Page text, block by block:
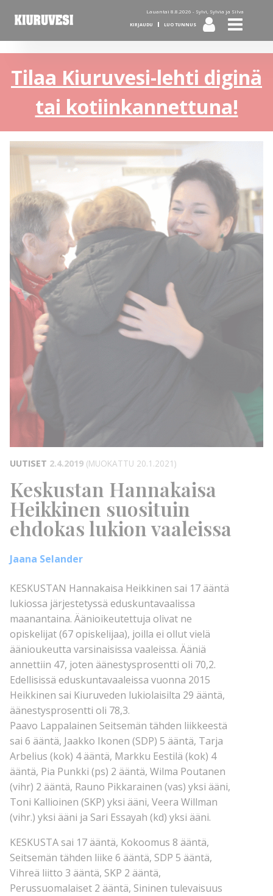
Lauantai 8.8.2026 - Sylvi, Sylvia ja Silva
KIRJAUDU LUO TUNNUS
Tilaa Kiuruvesi-lehti diginä
tai kotiinkannettuna!
UUTISET 2.4.2019 (MUOKATTU 20.1.2021)
Keskustan Hannakaisa
Heikkinen suosituin
ehdokas lukion vaaleissa
Jaana Selander
KESKUSTAN Hannakaisa Heikkinen sai 17 ääntä
lukiossa järjestetyssä eduskuntavaalissa
maanantaina. Äänioikeutettuja olivat ne
opiskelijat (67 opiskelijaa), joilla ei ollut vielä
äänioukeutta varsinaisissa vaaleissa. Ääniä
annettiin 47, joten äänestysprosentti oli 70,2.
Edellisissä eduskuntavaaleissa vuonna 2015
Heikkinen sai Kiuruveden lukiolaisilta 29 ääntä,
äänestysprosentti oli 78,3.
Paavo Lappalainen Seitsemän tähden liikkeestä
sai 6 ääntä, Jaakko Ikonen (SDP) 5 ääntä, Tarja
Arbelius (kok) 4 ääntä, Markku Eestilä (kok) 4
ääntä, Pia Punkki (ps) 2 ääntä, Wilma Poutanen
(vihr) 2 ääntä, Rauno Pikkarainen (vas) yksi ääni,
Toni Kallioinen (SKP) yksi ääni, Veera Willman
(vihr.) yksi ääni ja Sari Essayah (kd) yksi ääni.
KESKUSTA sai 17 ääntä, Kokoomus 8 ääntä,
Seitsemän tähden liike 6 ääntä, SDP 5 ääntä,
Vihreä liitto 3 ääntä, SKP 2 ääntä,
Perussuomalaiset 2 ääntä, Sininen tulevaisuus